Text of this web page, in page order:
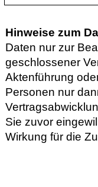
Hinweise zum
Daten nur zur
geschlossener
Aktenführung
Personen nur
Sie zuvor
Wirkung für die